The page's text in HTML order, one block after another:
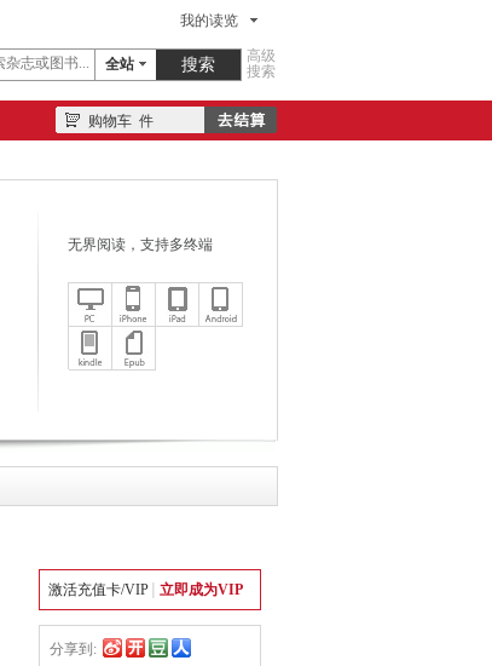
我的读览
全站
高级
搜索
购物车 件
无界阅读，支持多终端
激活充值卡/VIP 立即成为VIP
分享到: